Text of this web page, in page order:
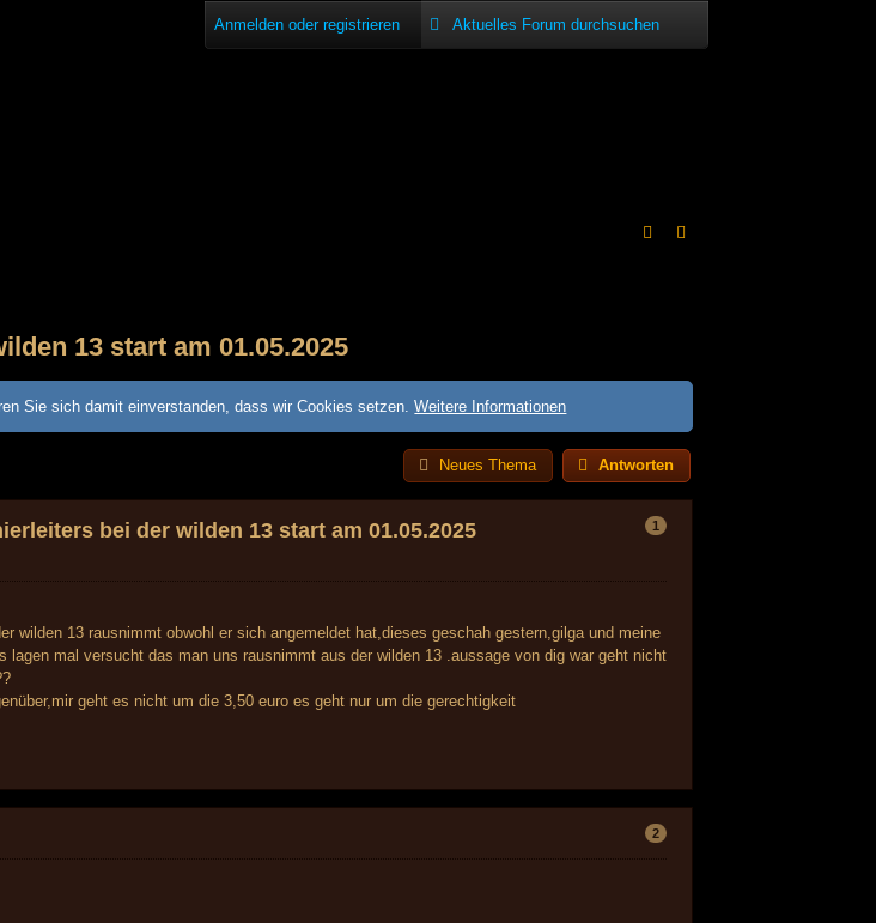
Anmelden oder registrieren
13 start am 01.05.2025
Sie sich damit einverstanden, dass wir Cookies setzen.Weitere Informationen
Neues Thema Antworten
1
bei der wilden 13 start am 01.05.2025
wilden 13 rausnimmt obwohl er sich angemeldet hat,dieses geschah gestern,gilga und meine
lagen mal versucht das man uns rausnimmt aus der wilden 13 .aussage von dig war geht nicht
geht es nicht um die 3,50 euro es geht nur um die gerechtigkeit
2